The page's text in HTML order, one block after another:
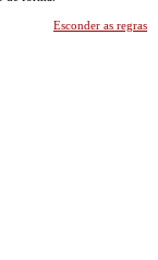
Esconder as regras